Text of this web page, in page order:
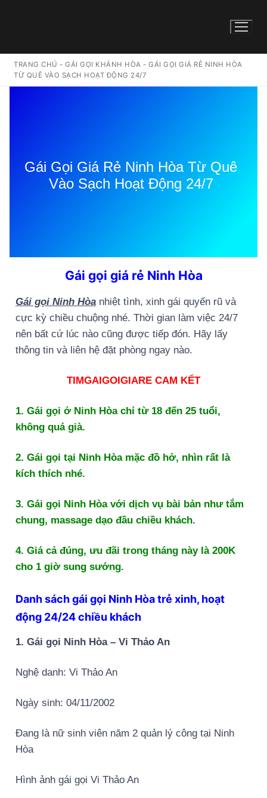
TRANG CHỦ -GÁI GỌI KHÁNH HÒA -GÁI GỌI GIÁ RẺ NINH HÒA
TỪ QUÊ VÀO SẠCH HOẠT ĐỘNG 24/7
Gái Gọi Giá Rẻ Ninh Hòa Từ Quê
Vào Sạch Hoạt Động 24/7
Gái gọi giá rẻ Ninh Hòa
Gái gọi Ninh Hòa nhiệt tình, xinh gái quyến rũ và
cực kỳ chiều chuộng nhé. Thời gian làm việc 24/7
nên bất cứ lúc nào cũng được tiếp đón. Hãy lấy
thông tin và liên hệ đặt phòng ngay nào.
TIMGAIGOIGIARE CAM KẾT
1. Gái gọi ở Ninh Hòa chỉ từ 18 đến 25 tuổi,
không quá già.
2. Gái gọi tại Ninh Hòa mặc đồ hở, nhìn rất là
kích thích nhé.
3. Gái gọi Ninh Hòa với dịch vụ bài bản như tắm
chung, massage dạo đầu chiều khách.
4. Giá cả đúng, ưu đãi trong tháng này là 200K
cho 1 giờ sung sướng.
Danh sách gái gọi Ninh Hòa trẻ xinh, hoạt
động 24/24 chiều khách
1. Gái gọi Ninh Hòa – Vi Thảo An
Nghệ danh: Vi Thảo An
Ngày sinh: 04/11/2002
Đang là nữ sinh viên năm 2 quản lý công tại Ninh
Hòa
Hình ảnh gái gọi Vi Thảo An